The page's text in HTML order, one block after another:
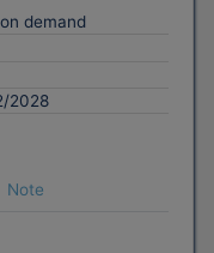
demand
2028
Note